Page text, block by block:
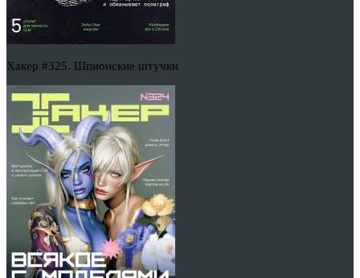
Хакер #325. Шпионские штучки